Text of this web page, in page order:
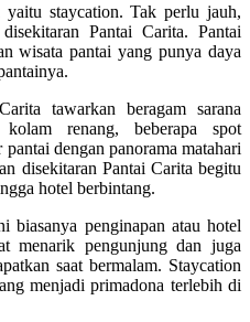
yaitu staycation. Tak perlu jauh,
Pantai Carita. Pantai
wisata pantai yang punya daya
tawarkan beragam sarana
renang, beberapa spot
dengan panorama matahari
disekitaran Pantai Carita begitu
hotel berbintang.
biasanya penginapan atau hotel
menarik pengunjung dan juga
saat bermalam. Staycation
menjadi primadona terlebih di